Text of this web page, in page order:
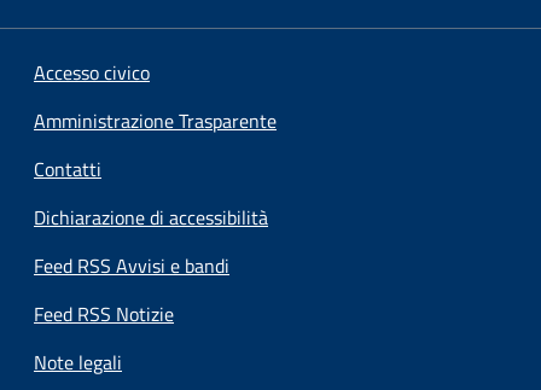
Accesso civico
Amministrazione Trasparente
Contatti
Dichiarazione di accessibilità
Feed RSS Avvisi e bandi
Feed RSS Notizie
Note legali